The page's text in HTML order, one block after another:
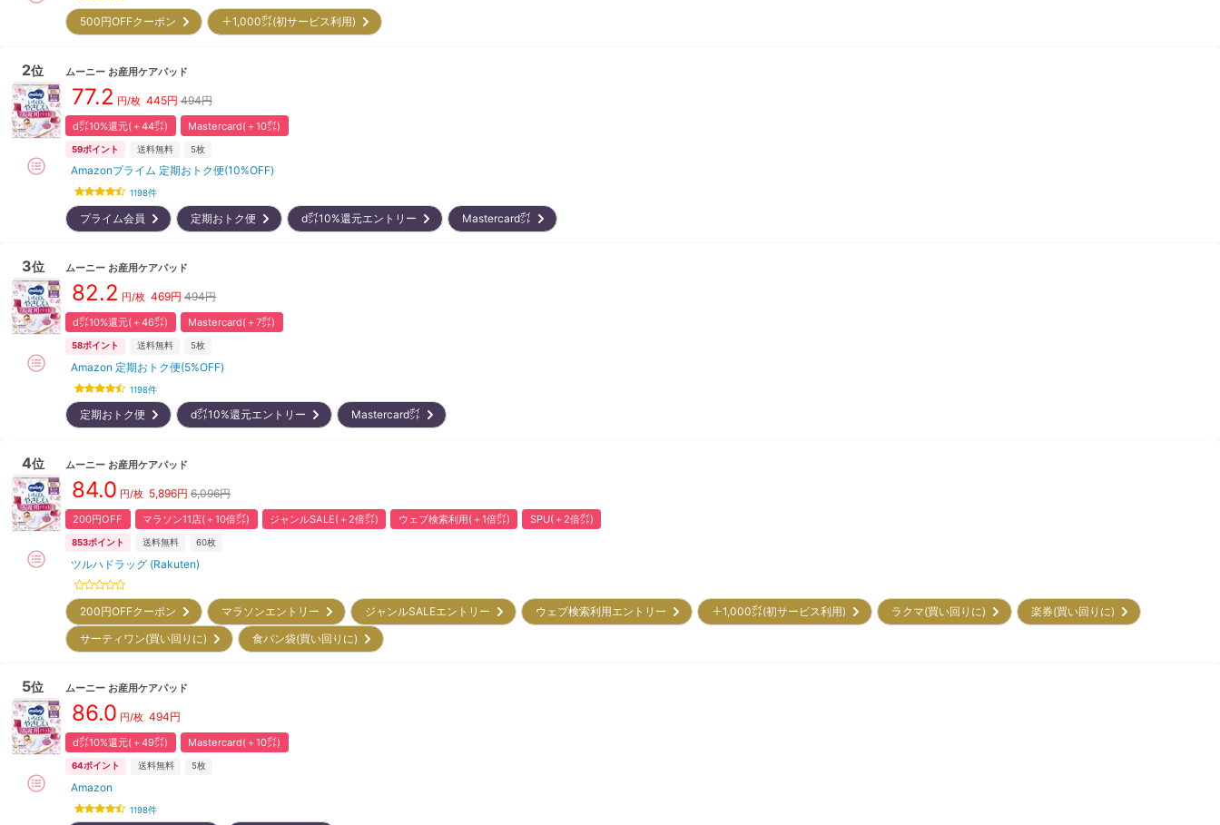
500円OFFクーポン ＋1,000㌽(初サービス利用)
2位 ムーニー お産用ケアパッド
77.2 円/枚 445円 494円
d㌽10%還元(＋44㌽) Mastercard(＋10㌽)
59ポイント 送料無料 5枚
Amazonプライム 定期おトク便(10%OFF)
1198件
プライム会員 定期おトク便 d㌽10%還元エントリー Mastercard㌽
3位 ムーニー お産用ケアパッド
82.2 円/枚 469円 494円
d㌽10%還元(＋46㌽) Mastercard(＋7㌽)
58ポイント 送料無料 5枚
Amazon 定期おトク便(5%OFF)
1198件
定期おトク便 d㌽10%還元エントリー Mastercard㌽
4位 ムーニー お産用ケアパッド
84.0 円/枚 5,896円 6,096円
200円OFF マラソン11店(＋10倍㌽) ジャンルSALE(＋2倍㌽) ウェブ検索利用(＋1倍㌽) SPU(＋2倍㌽)
853ポイント 送料無料 60枚
ツルハドラッグ (Rakuten)
200円OFFクーポン マラソンエントリー ジャンルSALEエントリー ウェブ検索利用エントリー ＋1,000㌽(初サービス利用) ラクマ(買い回りに)
楽券(買い回りに)
サーティワン(買い回りに)
食パン袋(買い回りに)
5位 ムーニー お産用ケアパッド
86.0 円/枚 494円
d㌽10%還元(＋49㌽) Mastercard(＋10㌽)
64ポイント 送料無料 5枚
Amazon
1198件